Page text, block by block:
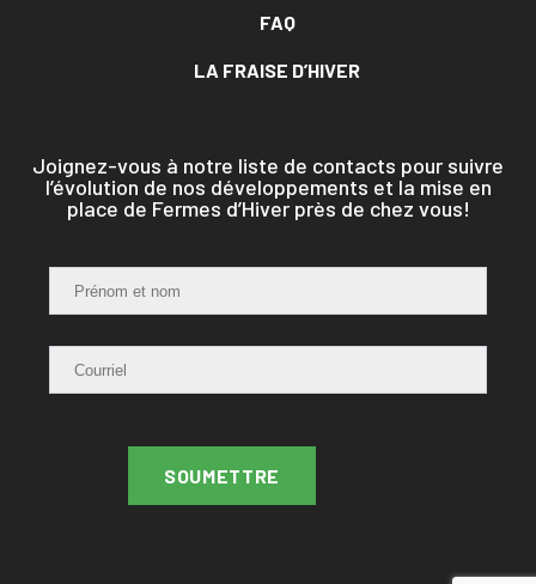
Joignez-vous à notre liste de contacts pour suivre
l’évolution de nos développements et la mise en
place de Fermes d’Hiver près de chez vous!
FAQ
LA FRAISE D’HIVER